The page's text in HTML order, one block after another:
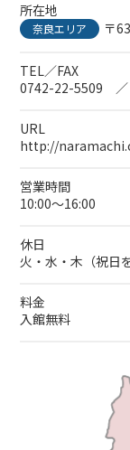
所在地
奈良エリア 〒
TEL／FAX
0742-22-5509
URL
http://
営業時間
10:00～16:00
休日
火・水・木（祝日
料金
入館無料